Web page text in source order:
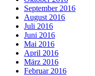
September 2016
August 2016
Juli 2016
Juni 2016
Mai 2016
April 2016
März 2016
Februar 2016